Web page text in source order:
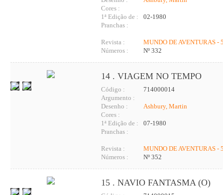
Cores :
1ª Edição de :
02-1980
Pranchas :
Revista :
MUNDO DE AVENTURAS -
Números :
Nº 332
14 . VIAGEM NO TEMPO
Código :
714000014
Argumento :
Desenho :
Ashbury, Martin
Cores :
1ª Edição de :
07-1980
Pranchas :
Revista :
MUNDO DE AVENTURAS -
Números :
Nº 352
15 . NAVIO FANTASMA (O)